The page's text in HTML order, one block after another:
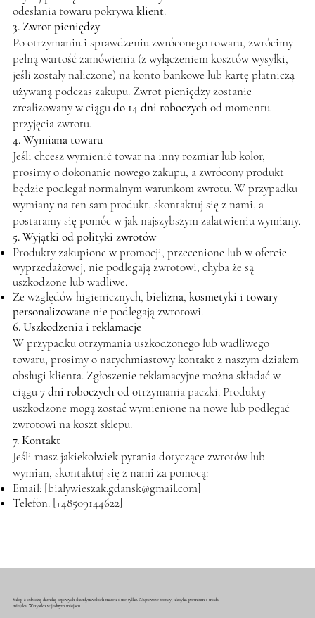
odesłania towaru pokrywaklient.
3. Zwrot pieniędzy
Po otrzymaniu i sprawdzeniu zwróconego towaru, zwrócimy
pełną wartość zamówienia (z wyłączeniem kosztów wysyłki,
jeśli zostały naliczone) na konto bankowe lub kartę płatniczą
używaną podczas zakupu. Zwrot pieniędzy zostanie
zrealizowany w ciągudo 14 dni roboczych od momentu
przyjęcia zwrotu.
4. Wymiana towaru
Jeśli chcesz wymienić towar na inny rozmiar lub kolor,
prosimy o dokonanie nowego zakupu, a zwrócony produkt
będzie podlegał normalnym warunkom zwrotu. W przypadku
wymiany na ten sam produkt, skontaktuj się z nami, a
postaramy się pomóc w jak najszybszym załatwieniu wymiany.
5. Wyjątki od polityki zwrotów
Produkty zakupione w promocji, przecenione lub w ofercie
wyprzedażowej, nie podlegają zwrotowi, chyba że są
uszkodzone lub wadliwe.
Ze względów higienicznych, bielizna, kosmetyki i towary
personalizowanenie podlegają zwrotowi.
6. Uszkodzenia i reklamacje
W przypadku otrzymania uszkodzonego lub wadliwego
towaru, prosimy o natychmiastowy kontakt z naszym działem
obsługi klienta. Zgłoszenie reklamacyjne można składać w
ciągu7 dni roboczych od otrzymania paczki. Produkty
uszkodzone mogą zostać wymienione na nowe lub podlegać
zwrotowi na koszt sklepu.
7. Kontakt
Jeśli masz jakiekolwiek pytania dotyczące zwrotów lub
wymian, skontaktuj się z nami za pomocą:
Email: [bialywieszak.gdansk@gmail.com]
Telefon: [+48509144622]
Sklep z odzieżą damską topowych skandynawskich marek i nie tylko. Najnowsze trendy, klasyka premium i moda
miejska. Wszystko w jednym miejscu.